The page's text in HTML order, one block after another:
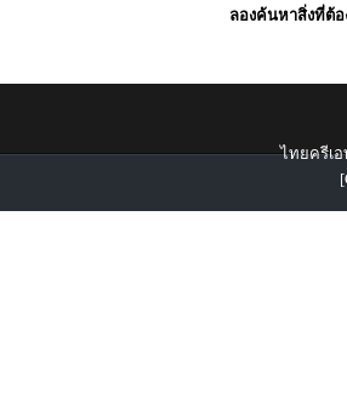
ลองค้นหาสิ่งที่ต้อ
ไทยครีเอ
[